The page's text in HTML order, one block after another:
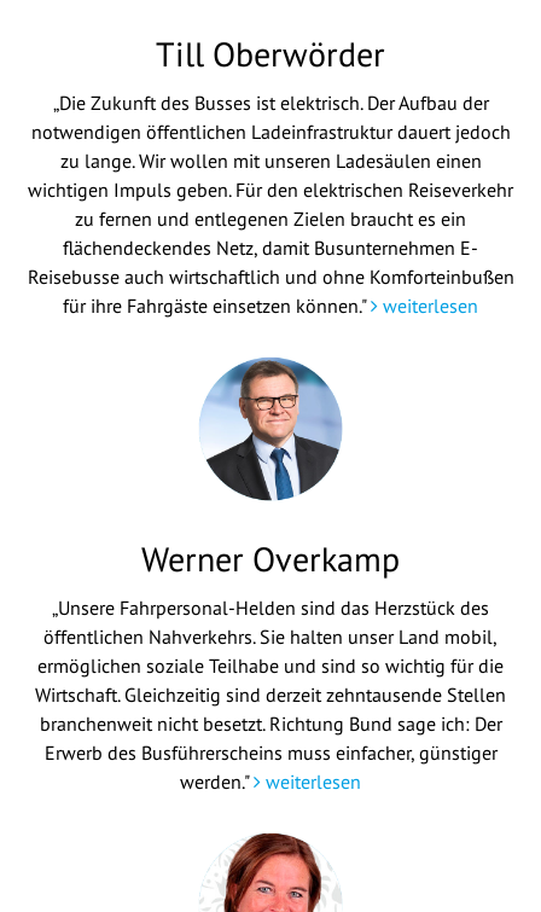
Till Oberwörder
„Die Zukunft des Busses ist elektrisch. Der Aufbau der
notwendigen öffentlichen Ladeinfrastruktur dauert jedoch
zu lange. Wir wollen mit unseren Ladesäulen einen
wichtigen Impuls geben. Für den elektrischen Reiseverkehr
zu fernen und entlegenen Zielen braucht es ein
flächendeckendes Netz, damit Busunternehmen E-
Reisebusse auch wirtschaftlich und ohne Komforteinbußen
für ihre Fahrgäste einsetzen können."
weiterlesen
Werner Overkamp
„Unsere Fahrpersonal-Helden sind das Herzstück des
öffentlichen Nahverkehrs. Sie halten unser Land mobil,
ermöglichen soziale Teilhabe und sind so wichtig für die
Wirtschaft. Gleichzeitig sind derzeit zehntausende Stellen
branchenweit nicht besetzt. Richtung Bund sage ich: Der
Erwerb des Busführerscheins muss einfacher, günstiger
werden."
weiterlesen